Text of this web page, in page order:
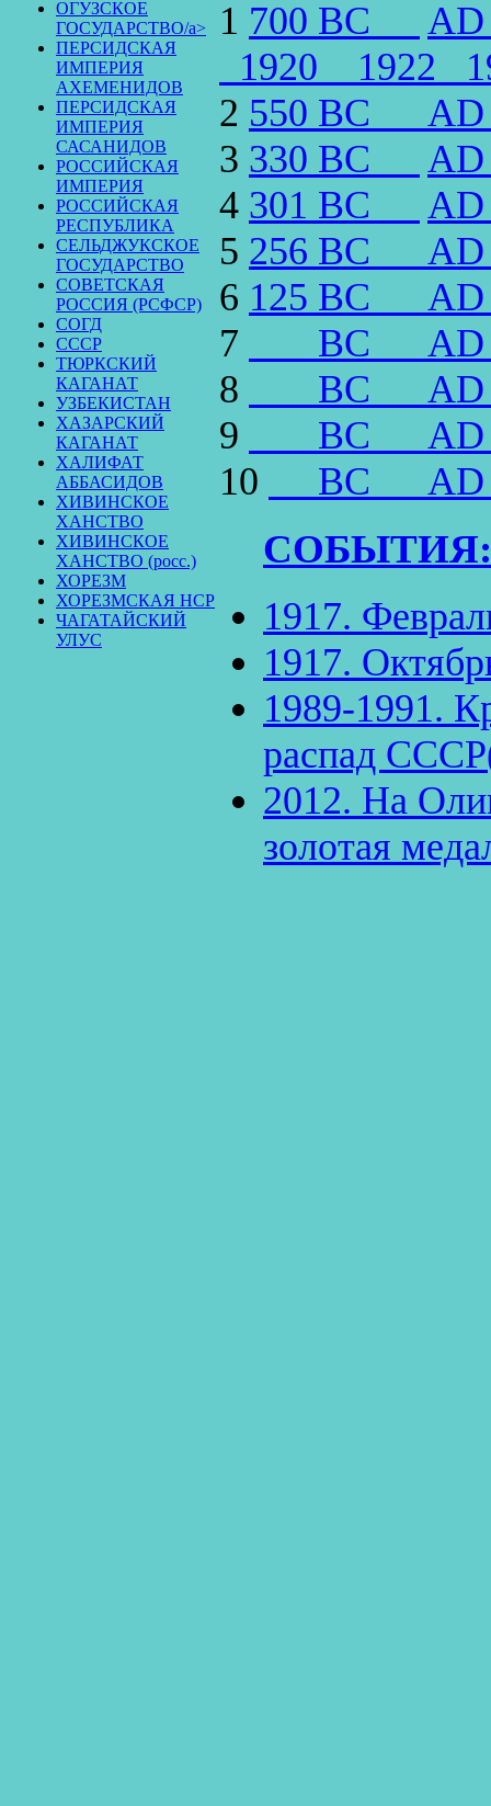
ОГУЗСКОЕ
ГОСУДАРСТВО/a>
ПЕРСИДСКАЯ
ИМПЕРИЯ
АХЕМЕНИДОВ
ПЕРСИДСКАЯ
ИМПЕРИЯ
САСАНИДОВ
РОССИЙСКАЯ
ИМПЕРИЯ
РОССИЙСКАЯ
РЕСПУБЛИКА
СЕЛЬДЖУКСКОЕ
ГОСУДАРСТВО
СОВЕТСКАЯ
РОССИЯ (РСФСР)
СОГД
СССР
ТЮРКСКИЙ
КАГАНАТ
УЗБЕКИСТАН
ХАЗАРСКИЙ
КАГАНАТ
ХАЛИФАТ
АББАСИДОВ
ХИВИНСКОЕ
ХАНСТВО
ХИВИНСКОЕ
ХАНСТВО (росс.)
ХОРЕЗМ
ХОРЕЗМСКАЯ НСР
ЧАГАТАЙСКИЙ
УЛУС
1 700 BC
1920 1922
2 550 BC
3 330 BC
4 301 BC
5 256 BC
6 125 BC
7
BC
8
BC
9
BC
10
BC
СОБЫТИЯ:
1917.
1917.
1989-1991.
распад
2012. На
золотая